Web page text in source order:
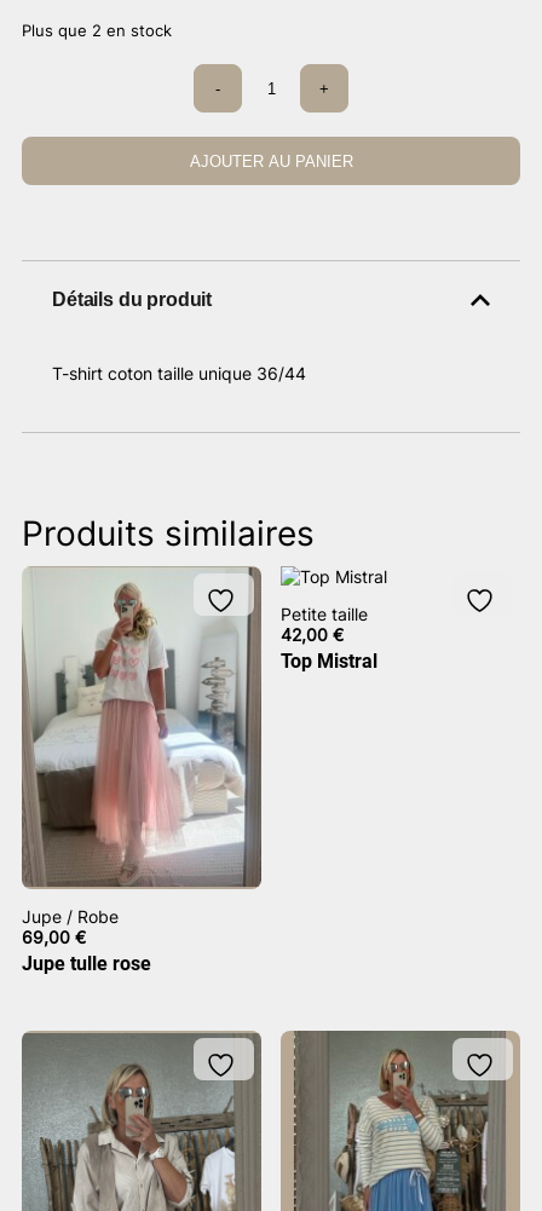
Plus que 2 en stock
quantité
T-
shirt
amour
- +
AJOUTER AU PANIER
Détails du produit
T-shirt coton taille unique 36/44
Produits similaires
Jupe / Robe
69,00 €
Jupe tulle rose
Petite taille
42,00€
Top Mistral